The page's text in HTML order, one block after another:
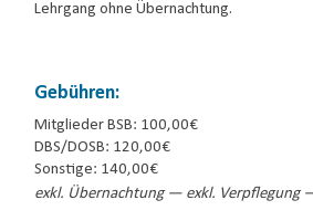
Lehrgang ohne Übernachtung.
Gebühren:
Mitglieder BSB: 100,00€
DBS/DOSB: 120,00€
Sonstige: 140,00€
exkl. Übernachtung — exkl. Verpflegung